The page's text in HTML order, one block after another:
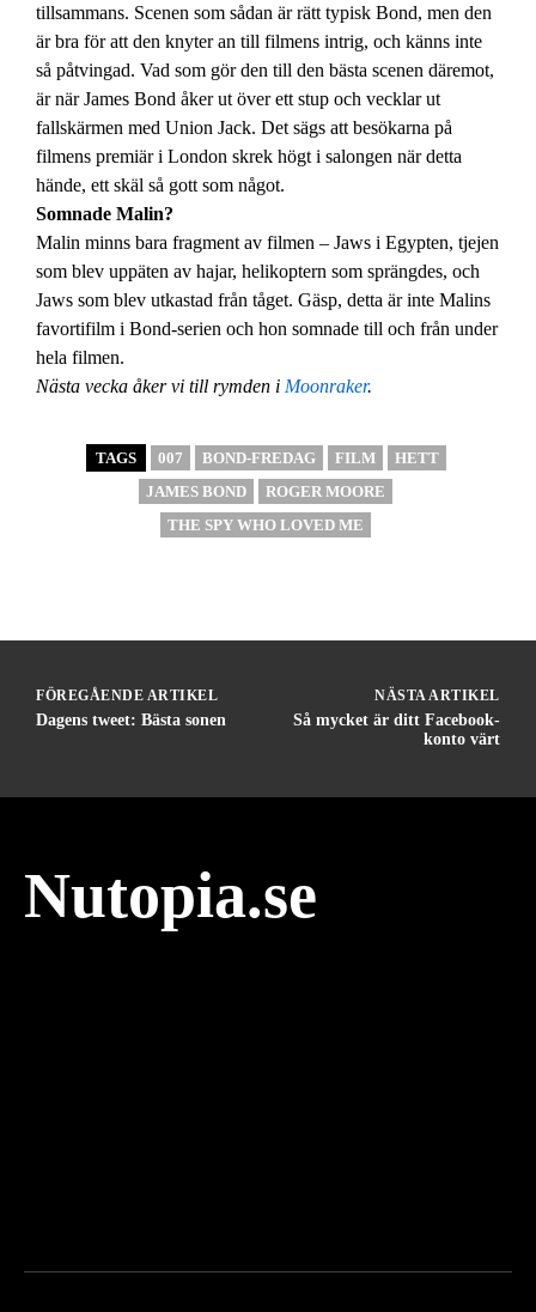
tillsammans. Scenen som sådan är rätt typisk Bond, men den
är bra för att den knyter an till filmens intrig, och känns inte
så påtvingad. Vad som gör den till den bästa scenen däremot,
är när James Bond åker ut över ett stup och vecklar ut
fallskärmen med Union Jack. Det sägs att besökarna på
filmens premiär i London skrek högt i salongen när detta
hände, ett skäl så gott som något.
Somnade Malin?
Malin minns bara fragment av filmen – Jaws i Egypten, tjejen
som blev uppäten av hajar, helikoptern som sprängdes, och
Jaws som blev utkastad från tåget. Gäsp, detta är inte Malins
favortifilm i Bond-serien och hon somnade till och från under
hela filmen.
Nästa vecka åker vi till rymden i Moonraker.
TAGS 007 BOND-FREDAG FILM
HETT
JAMES BOND
ROGER MOORE
THE SPY WHO LOVED ME
FÖREGÅENDE ARTIKEL
Dagens tweet: Bästa sonen
NÄSTA ARTIKEL
Så mycket är ditt Facebook-
konto värt
Nutopia.se